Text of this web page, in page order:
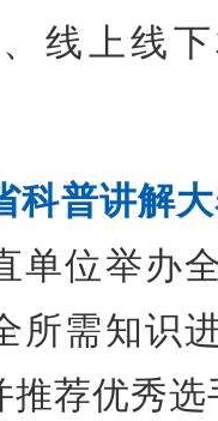
线上线
科普讲解
单位举办
所需知识
推荐优秀